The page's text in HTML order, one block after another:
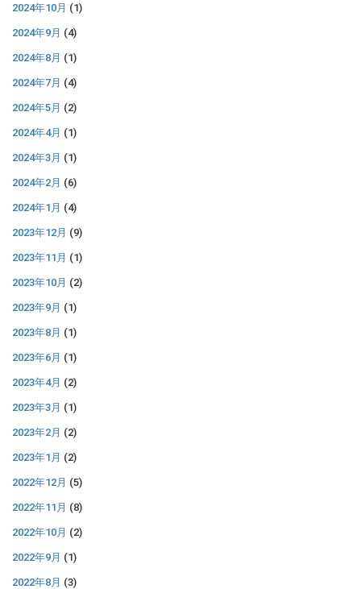
2024年10月 (1)
2024年9月 (4)
2024年8月 (1)
2024年7月 (4)
2024年5月 (2)
2024年4月 (1)
2024年3月 (1)
2024年2月 (6)
2024年1月 (4)
2023年12月 (9)
2023年11月 (1)
2023年10月 (2)
2023年9月 (1)
2023年8月 (1)
2023年6月 (1)
2023年4月 (2)
2023年3月 (1)
2023年2月 (2)
2023年1月 (2)
2022年12月 (5)
2022年11月 (8)
2022年10月 (2)
2022年9月 (1)
2022年8月 (3)